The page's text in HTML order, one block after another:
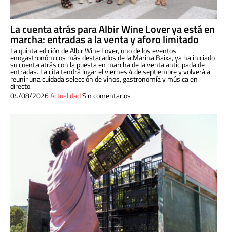
La cuenta atrás para Albir Wine Lover ya está en
marcha: entradas a la venta y aforo limitado
La quinta edición de Albir Wine Lover, uno de los eventos
enogastronómicos más destacados de la Marina Baixa, ya ha iniciado
su cuenta atrás con la puesta en marcha de la venta anticipada de
entradas. La cita tendrá lugar el viernes 4 de septiembre y volverá a
reunir una cuidada selección de vinos, gastronomía y música en
directo.
04/08/2026ActualidadSin comentarios